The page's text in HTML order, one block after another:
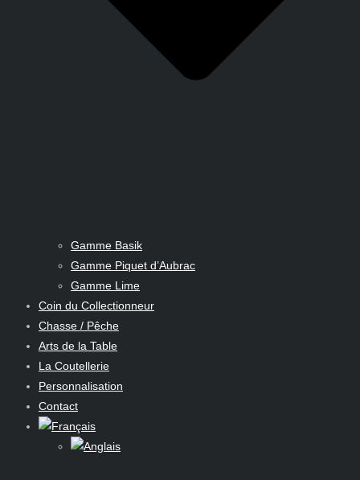
Gamme Basik
Gamme Piquet d’Aubrac
Gamme Lime
Coin du Collectionneur
Chasse / Pêche
Arts de la Table
La Coutellerie
Personnalisation
Contact